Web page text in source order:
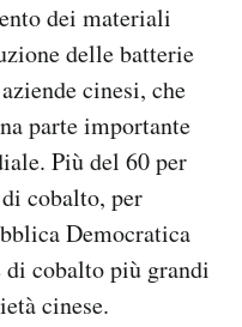
dei materiali
delle batterie
cinesi, che
parte importante
Più del 60 per
cobalto, per
Democratica
cobalto più grandi
cinese.